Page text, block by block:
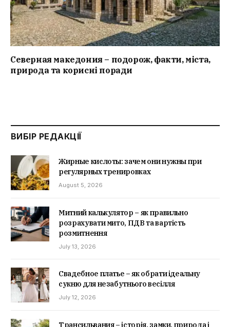
Северная македония – подорож, факти, міста,
природа та корисні поради
ВИБІР РЕДАКЦІЇ
Жирные кислоты: зачем они нужны при
регулярных тренировках
August 5, 2026
Митний калькулятор – як правильно
розрахувати мито, ПДВ та вартість
розмитнення
July 13, 2026
Свадебное платье – як обрати ідеальну
сукню для незабутнього весілля
July 12, 2026
Трансильвания – історія, замки, природа і